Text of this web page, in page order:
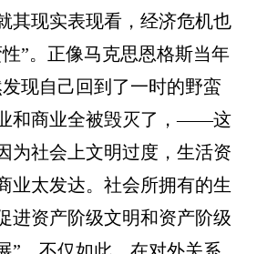
其现实表现看，经济危机也
”。 正像马克思恩格斯当年
现自己回到了一时的野蛮
和商业全被毁灭了，——这
为社会上文明过度，生活资
业太发达。社会所拥有的生
进资产阶级文明和资产阶级